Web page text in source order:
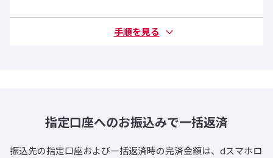
指定口座へのお振込みで一括返済
振込先の指定口座および一括返済時の完済金額は、dスマホロ